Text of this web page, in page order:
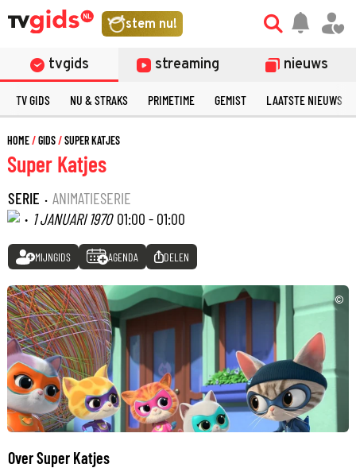
stem nu!
tvgids streaming nieuws
TV GIDS NU & STRAKS PRIMETIME GEMIST LAATSTE NIEUWS
HOME GIDS SUPER KATJES
Super Katjes
SERIE · ANIMATIESERIE
· 1 JANUARI 1970 01:00 - 01:00
MIJNGIDS AGENDA DELEN
©
Over Super Katjes